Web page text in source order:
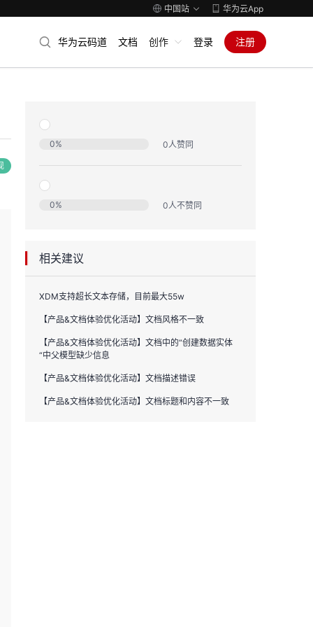
中国站 华为云App
华为云码道 文档 创作 登录 注册
0% 0人赞同
0% 0人不赞同
相关建议
XDM支持超长文本存储，目前最大55w
【产品&文档体验优化活动】文档风格不一致
【产品&文档体验优化活动】文档中的“创建数据实体
“中父模型缺少信息
【产品&文档体验优化活动】文档描述错误
【产品&文档体验优化活动】文档标题和内容不一致